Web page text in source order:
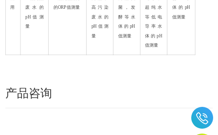
用
废水的
pH值测
量
的ORP值测量
高污染
废水的
pH值测
量
菌，发
酵等水
体的pH
值测量
超纯水
等低电
导率水
体的pH
值测量
体的pH
值测量
产品咨询